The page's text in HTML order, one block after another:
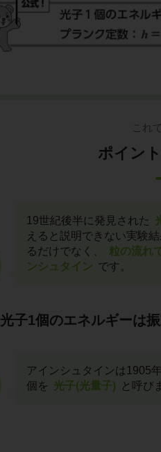
これ
ポイン
19世紀後半に発見された
えると説明できない実験
るだけでなく、
粒の流れ
ンシュタイン です。
光子1個のエネルギーは
アインシュタインは1905
個を 光子(光量子) と呼び